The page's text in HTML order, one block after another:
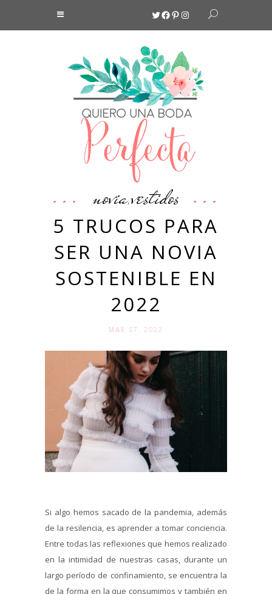
Twitter
Facebook
Pinterest
Instagram
novia,vestidos
5 TRUCOS PARA
SER UNA NOVIA
SOSTENIBLE EN
2022
MAR 17. 2022
Si algo hemos sacado de la pandemia, además
de la resilencia, es aprender a tomar conciencia.
Entre todas las reflexiones que hemos realizado
en la intimidad de nuestras casas, durante un
largo período de confinamiento, se encuentra la
de la forma en la que consumimos y también en